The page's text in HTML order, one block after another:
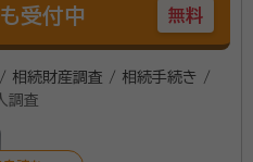
受付中 無料
相続財産調査 / 相続手続き /
調査